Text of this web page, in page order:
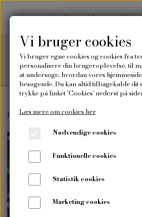
Hjem
Blog
Om mig
Forside Frø Vilde blomsterfrø
Vi bruger cookies
Vi bruger egne cookies og cookies fra
personalisere din brugeroplevelse, til
at undersøge, hvordan vores
besøgende. Du kan altid tilbagekalde dit
trykke på linket 'Cookies' nederst på
Læs mere om cookies her
Nødvendige cookies
Funktionelle cookies
Statistik cookies
Marketing cookies